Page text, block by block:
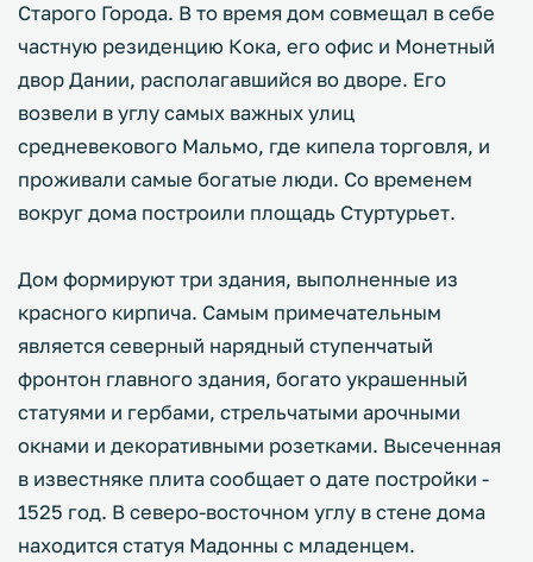
Старого Города. В то время дом совмещал в себе
частную резиденцию Кока, его офис и Монетный
двор Дании, располагавшийся во дворе. Его
возвели в углу самых важных улиц
средневекового Мальмо, где кипела торговля, и
проживали самые богатые люди. Со временем
вокруг дома построили площадь Стуртурьет.
Дом формируют три здания, выполненные из
красного кирпича. Самым примечательным
является северный нарядный ступенчатый
фронтон главного здания, богато украшенный
статуями и гербами, стрельчатыми арочными
окнами и декоративными розетками. Высеченная
в известняке плита сообщает о дате постройки -
1525 год. В северо-восточном углу в стене дома
находится статуя Мадонны с младенцем.